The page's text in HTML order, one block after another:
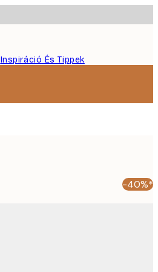
Inspiráció És Tippek
-40%*